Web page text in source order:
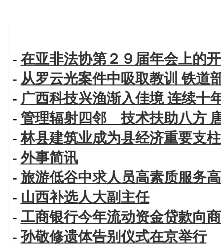
- 在亚非法协第２９届年会上的
- 从罗云光案件中吸取教训 铁道
- 广西科技兴渔渐入佳境 连续十
- 管理辐射四邻 技术扶助八方
-林县建筑业成为县经济重要支柱
- 外事简讯
- 旅游低谷中求人员高素质服务
- 山西补选人大副主任
- 工商银行今年流动资金贷款向
- 孙敬修遗体告别仪式在京举行